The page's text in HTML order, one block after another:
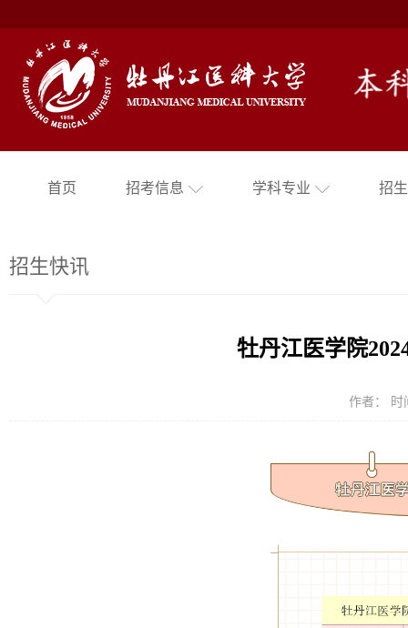
首页 招考信息 学科专业 招
招生快讯
牡丹江医学院
作者： 时